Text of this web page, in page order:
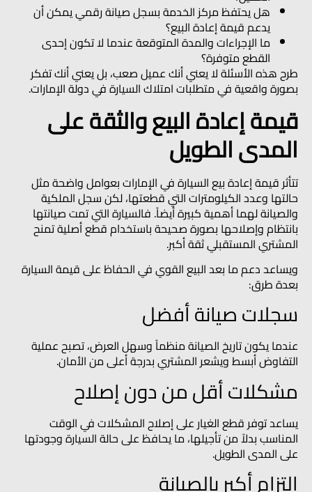
هل يحتفظ مركز الخدمة بسجل صيانة رقمي يمكن أن
يدعم قيمة إعادة البيع؟
ما الإجراءات والمدة المتوقعة عندما لا تكون إحدى
القطع متوفرة؟
طرح هذه الأسئلة لا يعني أنك عميل صعب، بل يعني أنك تفكر
بصورة واقعية في متطلبات امتلاك السيارة في دولة الإمارات.
قيمة إعادة البيع والثقة على
المدى الطويل
تتأثر قيمة إعادة بيع السيارة في الإمارات بعوامل واضحة مثل
حالتها وعدد الكيلومترات التي قطعتها، لكن سجل الملكية
والصيانة لهما أهمية كبيرة أيضاً. فالسيارة التي تمت صيانتها
بانتظام وإصلاحها بصورة صحيحة باستخدام قطع أصلية تمنح
المشتري المستقبلي ثقة أكبر.
ويساعد دعم ما بعد البيع القوي في الحفاظ على قيمة السيارة
بعدة طرق:
سجلات صيانة أفضل
عندما يكون تاريخ الصيانة منظماً وسهل العرض، تصبح عملية
التفاوض أبسط ويشعر المشتري بدرجة أعلى من الأمان.
مشكلات أقل من دون إصلاح
يساعد توفر قطع الغيار على إصلاح المشكلات في الوقت
المناسب بدلاً من تأجيلها، ما يحافظ على حالة السيارة وجودتها
على المدى الطويل.
التزام أكبر بالصيانة